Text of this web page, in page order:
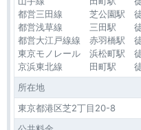
都営三田線 芝公園駅 徒
都営浅草線 三田駅 徒
都営大江戸線線 赤羽橋駅 徒
東京モノレール 浜松町駅
京浜東北線 田町駅 徒
所在地
東京都港区芝2丁目20-8